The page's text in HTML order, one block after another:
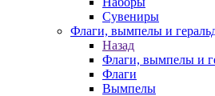
Сувениры
Флаги, вымпелы и
Назад
Флаги, вымпелы и
Флаги
Вымпелы